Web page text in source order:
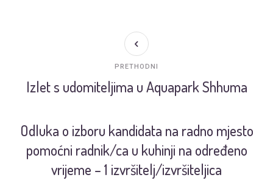
Izlet s udomiteljima u Aquapark Shhuma
PRETHODNI
Odluka o izboru kandidata na radno mjesto
pomoćni radnik/ca u kuhinji na određeno
vrijeme – 1 izvršitelj/izvršiteljica